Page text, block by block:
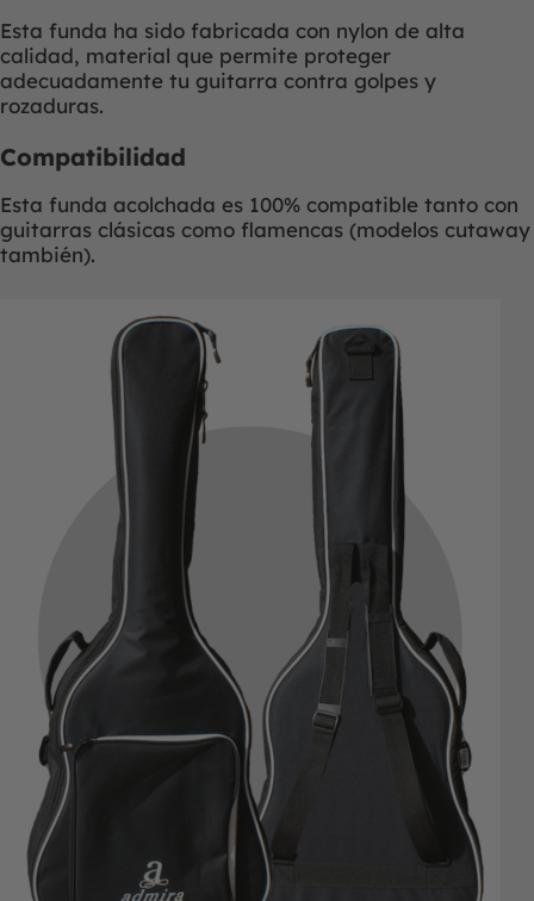
Esta funda ha sido fabricada con nylon de alta
calidad, material que permite proteger
adecuadamente tu guitarra contra golpes y
rozaduras.
Compatibilidad
Esta funda acolchada es 100% compatible tanto con
guitarras clásicas como flamencas (modelos cutaway
también).